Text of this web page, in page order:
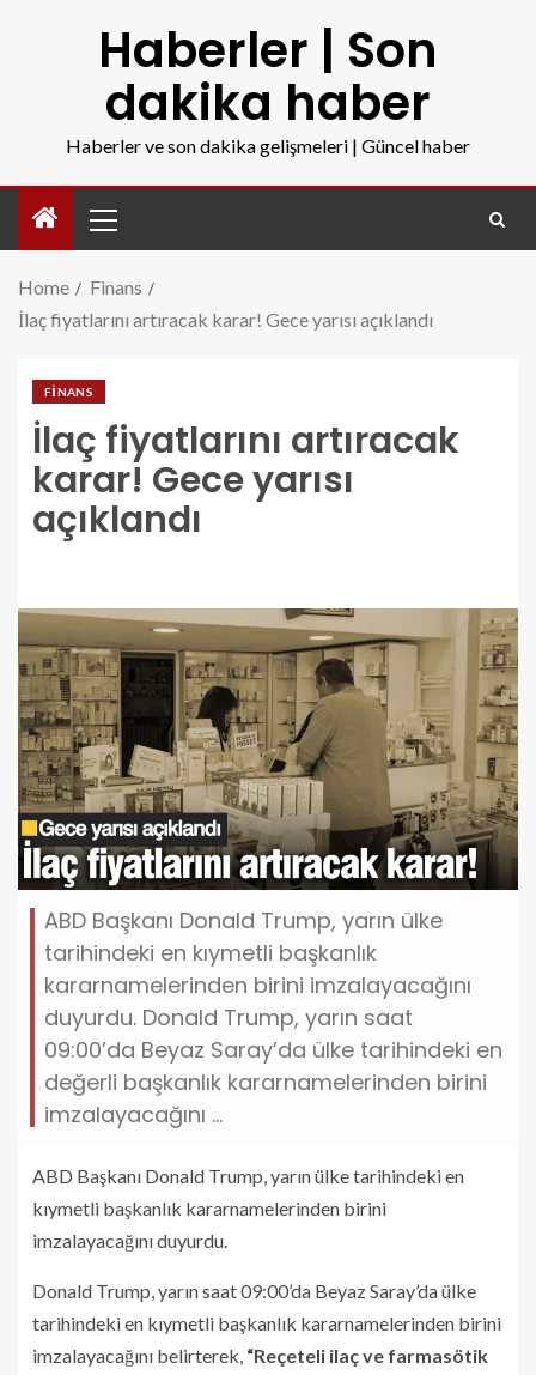
Haberler | Son
dakika haber
Haberler ve son dakika gelişmeleri | Güncel haber
Home
Finans
İlaç fiyatlarını artıracak karar! Gece yarısı açıklandı
FINANS
İlaç fiyatlarını artıracak
karar! Gece yarısı
açıklandı
ABD Başkanı Donald Trump, yarın ülke
tarihindeki en kıymetli başkanlık
kararnamelerinden birini imzalayacağını
duyurdu. Donald Trump, yarın saat
09:00’da Beyaz Saray’da ülke tarihindeki en
değerli başkanlık kararnamelerinden birini
imzalayacağını ...
ABD Başkanı Donald Trump, yarın ülke tarihindeki en
kıymetli başkanlık kararnamelerinden birini
imzalayacağını duyurdu.
Donald Trump, yarın saat 09:00’da Beyaz Saray’da ülke
tarihindeki en kıymetli başkanlık kararnamelerinden birini
imzalayacağını belirterek, “Reçeteli ilaç ve farmasötik